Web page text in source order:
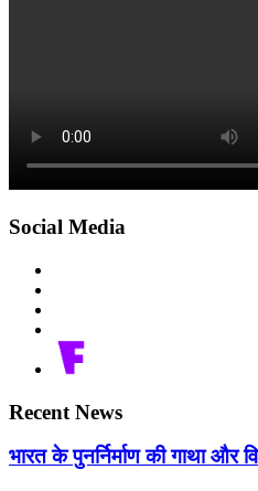
Social Media
Recent News
भारत के पुनर्निर्माण की गाथा और